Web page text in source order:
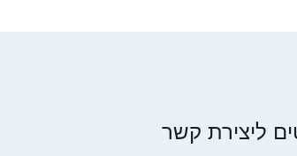
ליצירת קשר